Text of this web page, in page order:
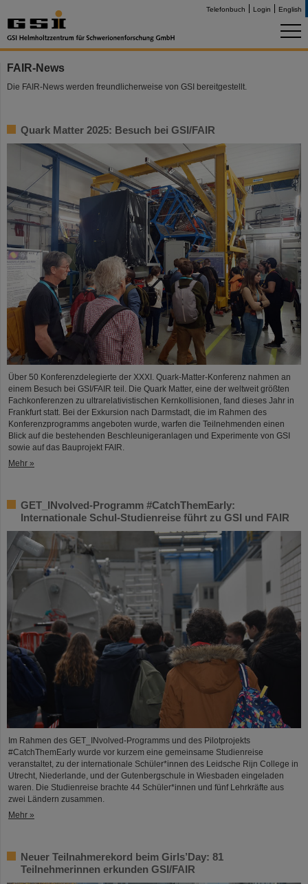
Telefonbuch Login English
FAIR-News
Die FAIR-News werden freundlicherweise von GSI bereitgestellt.
Quark Matter 2025: Besuch bei GSI/FAIR
Über 50 Konferenzdelegierte der XXXI. Quark-Matter-Konferenz nahmen an
einem Besuch bei GSI/FAIR teil. Die Quark Matter, eine der weltweit größten
Fachkonferenzen zu ultrarelativistischen Kernkollisionen, fand dieses Jahr in
Frankfurt statt. Bei der Exkursion nach Darmstadt, die im Rahmen des
Konferenzprogramms angeboten wurde, warfen die Teilnehmenden einen
Blick auf die bestehenden Beschleunigeranlagen und Experimente von GSI
sowie auf das Bauprojekt FAIR.
Mehr »
GET_INvolved-Programm #CatchThemEarly:
Internationale Schul-Studienreise führt zu GSI und FAIR
Im Rahmen des GET_INvolved-Programms und des Pilotprojekts
#CatchThemEarly wurde vor kurzem eine gemeinsame Studienreise
veranstaltet, zu der internationale Schüler*innen des Leidsche Rijn College in
Utrecht, Niederlande, und der Gutenbergschule in Wiesbaden eingeladen
waren. Die Studienreise brachte 44 Schüler*innen und fünf Lehrkräfte aus
zwei Ländern zusammen.
Mehr »
Neuer Teilnahmerekord beim Girls’Day: 81
Teilnehmerinnen erkunden GSI/FAIR